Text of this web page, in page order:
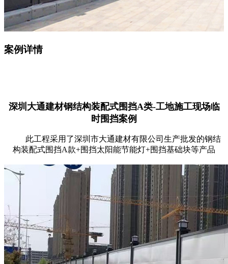
案例详情
深圳大通建材钢结构装配式围挡A类-工地施工现场临
时围挡案例
此工程采用了深圳市大通建材有限公司生产批发的钢结
构装配式围挡A款+围挡太阳能节能灯+围挡基础块等产品